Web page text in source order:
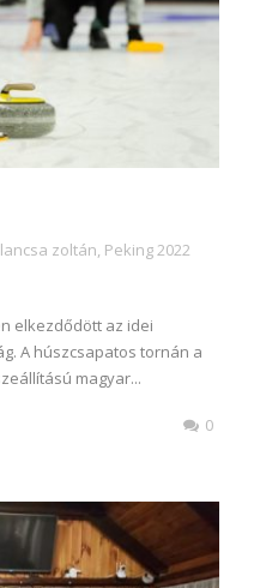
zoltán, Peking 2022
elkezdődött az idei
A húszcsapatos tornán a
magyar...
0